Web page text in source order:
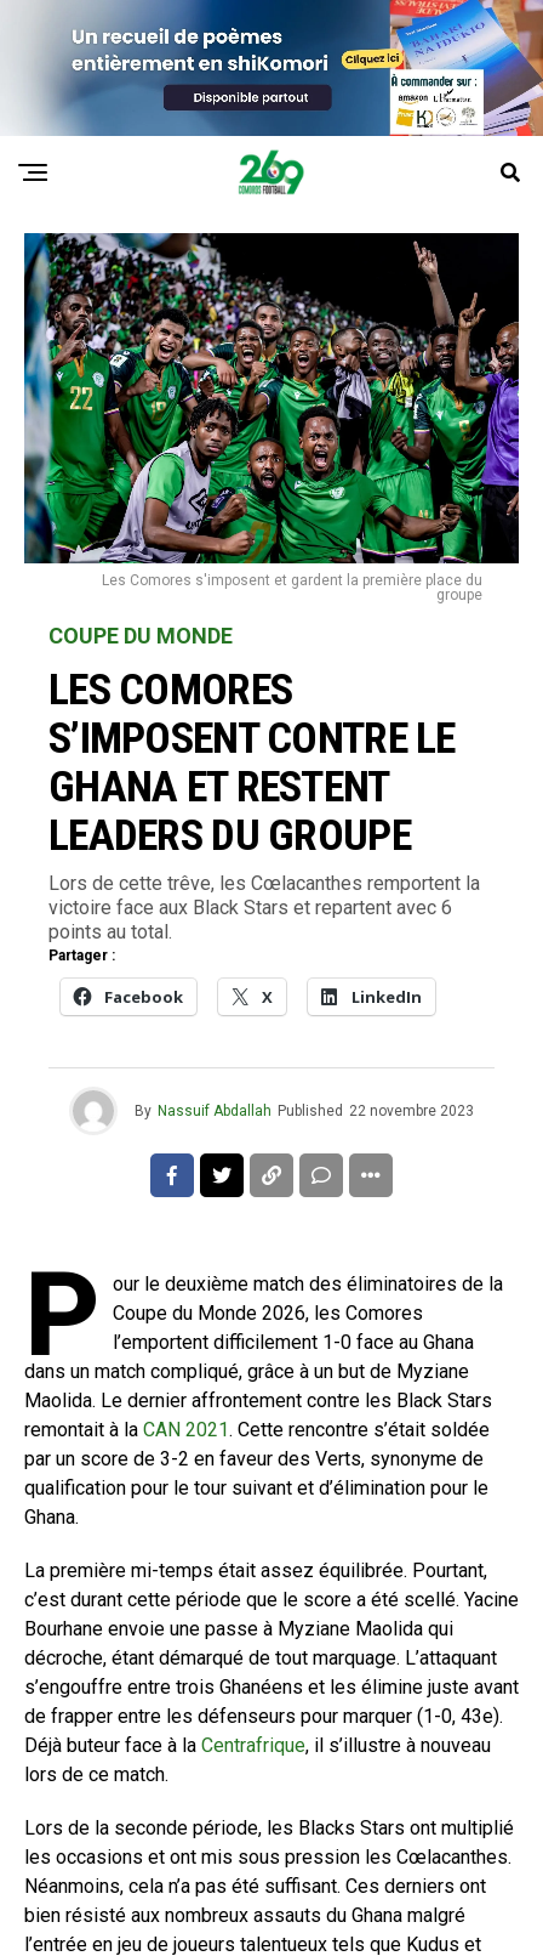
Les Comores s'imposent et gardent la première place du
groupe
COUPE DU MONDE
LES COMORES
S’IMPOSENT CONTRE LE
GHANA ET RESTENT
LEADERS DU GROUPE
Lors de cette trêve, les Cœlacanthes remportent la
victoire face aux Black Stars et repartent avec 6
points au total.
Partager :
Facebook X LinkedIn
By Nassuif Abdallah Published 22 novembre 2023
P
our le deuxième match des éliminatoires de la
Coupe du Monde 2026, les Comores
l’emportent difficilement 1-0 face au Ghana
dans un match compliqué, grâce à un but de Myziane
Maolida. Le dernier affrontement contre les Black Stars
remontait à la CAN 2021. Cette rencontre s’était soldée
par un score de 3-2 en faveur des Verts, synonyme de
qualification pour le tour suivant et d’élimination pour le
Ghana.
La première mi-temps était assez équilibrée. Pourtant,
c’est durant cette période que le score a été scellé. Yacine
Bourhane envoie une passe à Myziane Maolida qui
décroche, étant démarqué de tout marquage. L’attaquant
s’engouffre entre trois Ghanéens et les élimine juste avant
de frapper entre les défenseurs pour marquer (1-0, 43e).
Déjà buteur face à la Centrafrique, il s’illustre à nouveau
lors de ce match.
Lors de la seconde période, les Blacks Stars ont multiplié
les occasions et ont mis sous pression les Cœlacanthes.
Néanmoins, cela n’a pas été suffisant. Ces derniers ont
bien résisté aux nombreux assauts du Ghana malgré
l’entrée en jeu de joueurs talentueux tels que Kudus et